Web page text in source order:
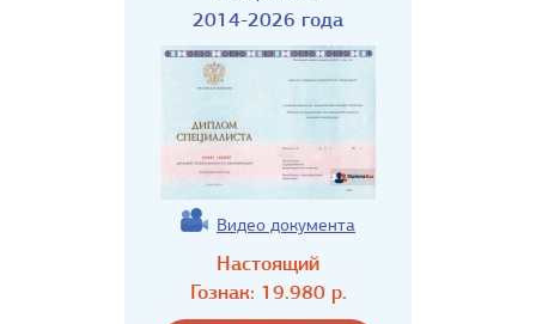
2014-2026 года
Видео документа
Настоящий
Гознак: 19.980р.